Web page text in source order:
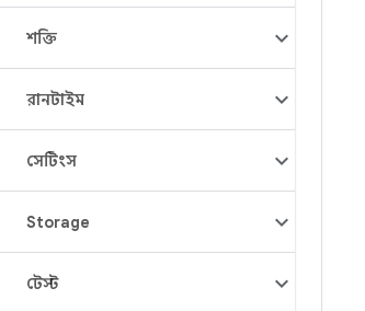
শক্তি
রানটাইম
সেটিংস
Storage
টেস্ট